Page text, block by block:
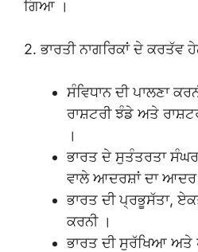
ਗਿਆ ।
2. ਭਾਰਤੀ ਨਾਗਰਿਕਾਂ ਦੇ ਕਰਤੱਵ
ਸੰਵਿਧਾਨ ਦੀ ਪਾਲਣਾ
ਰਾਸ਼ਟਰੀ ਝੰਡੇ ਅਤੇ
।
ਭਾਰਤ ਦੇ ਸੁਤੰਤਰਤਾ
ਵਾਲੇ ਆਦਰਸ਼ਾਂ ਦਾ ਆਦਰ
ਭਾਰਤ ਦੀ ਪ੍ਰਭੂਸੱਤਾ,
ਕਰਨੀ ।
ਭਾਰਤ ਦੀ ਸੁਰੱਖਿਆ ਅਤੇ